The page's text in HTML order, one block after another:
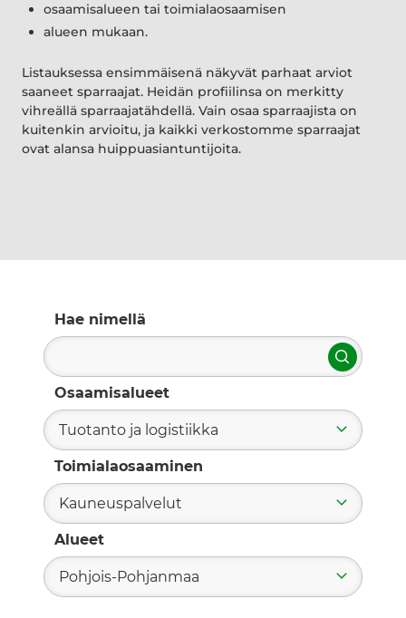
osaamisalueen tai toimialaosaamisen
alueen mukaan.
Listauksessa ensimmäisenä näkyvät parhaat arviot
saaneet sparraajat. Heidän profiilinsa on merkitty
vihreällä sparraajatähdellä. Vain osaa sparraajista on
kuitenkin arvioitu, ja kaikki verkostomme sparraajat
ovat alansa huippuasiantuntijoita.
Hae nimellä
Hae
Osaamisalueet
Tuotanto ja logistiikka
Toimialaosaaminen
Kauneuspalvelut
Alueet
Pohjois-Pohjanmaa